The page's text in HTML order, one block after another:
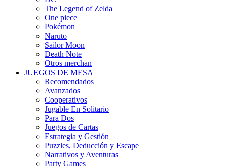
The Legend of Zelda
One piece
Pokémon
Naruto
Sailor Moon
Death Note
Otros merchan
JUEGOS DE MESA
Recomendados
Avanzados
Cooperativos
Jugable En Solitario
Para Dos
Juegos de Cartas
Estrategia y Gestión
Puzzles, Deducción y Escape
Narrativos y Aventuras
Party Games